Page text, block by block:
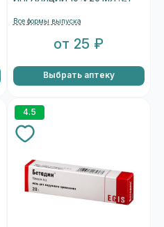
Все формы выпуска
от 25 ₽
Выбрать аптеку
4.5